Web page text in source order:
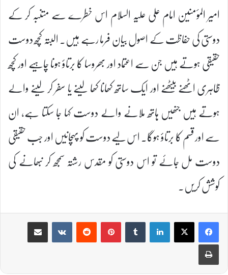
امیر المؤمنین امام علی علیہ السلام اس خطرے سے متنبہ کر کے
دوستی کی حفاظت کے اصول بیان فرما رہے ہیں۔ البتہ کچھ دوست
حقیقی ہوتے ہیں جن سے اعتماد اور بھروسا کا برتاؤ ہونا چاہیے اور کچھ
ظاہری اٹھنے بیٹھنے اور ایک ساتھ کھانا کھا لینے یا سفر کر لینے والے
ہوتے ہیں جنھیں ہاتھ ملانے والے دوست کہا جا سکتا ہے، ان
سے اور قسم کا برتاؤ ہوگا۔ اس لیے دوست کو پہچانیں اور جب حقیقی
دوست مل جائے تو اس دوستی کو مقدس رشتہ سمجھ کر نبھانے کی
کوشش کریں۔